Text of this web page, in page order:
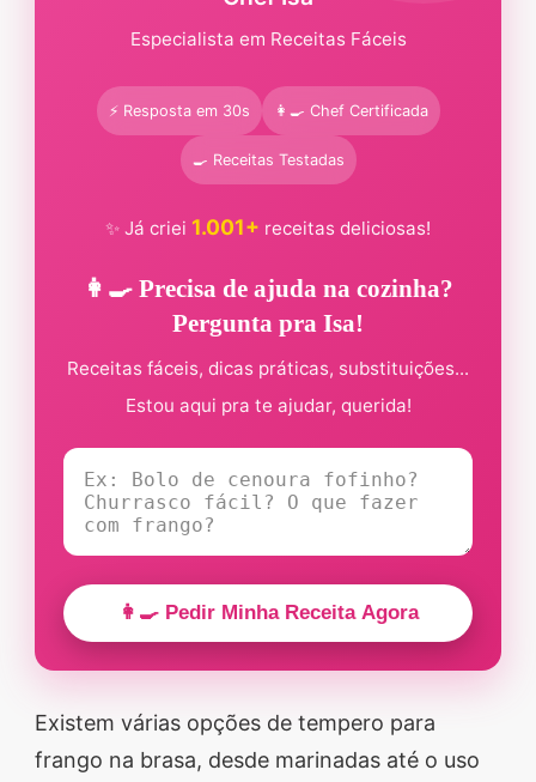
Especialista em Receitas Fáceis
⚡ Resposta em 30s 👩‍🍳 Chef Certificada
🍳 Receitas Testadas
✨ Já criei 1.001+ receitas deliciosas!
👩‍🍳 Precisa de ajuda na cozinha?
Pergunta pra Isa!
Receitas fáceis, dicas práticas, substituições...
Estou aqui pra te ajudar, querida!
👩‍🍳 Pedir Minha Receita Agora
Existem várias opções de tempero para
frango na brasa, desde marinadas até o uso